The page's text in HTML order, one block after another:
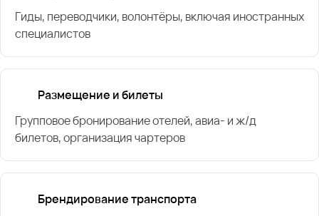
Гиды, переводчики, волонтёры, включая иностранных
специалистов
Размещение и билеты
Групповое бронирование отелей, авиа- и ж/д
билетов, организация чартеров
Брендирование транспорта